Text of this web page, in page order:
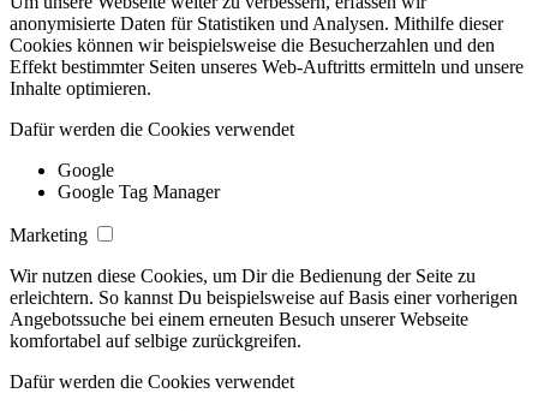
anonymisierte Daten für Statistiken und Analysen. Mithilfe dieser
Cookies können wir beispielsweise die Besucherzahlen und den
Effekt bestimmter Seiten unseres Web-Auftritts ermitteln und unsere
Inhalte optimieren.
Dafür werden die Cookies verwendet
Google
Google Tag Manager
Marketing
Wir nutzen diese Cookies, um Dir die Bedienung der Seite zu
erleichtern. So kannst Du beispielsweise auf Basis einer vorherigen
Angebotssuche bei einem erneuten Besuch unserer Webseite
komfortabel auf selbige zurückgreifen.
Dafür werden die Cookies verwendet